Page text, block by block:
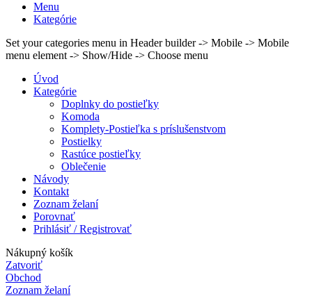
Menu
Kategórie
Set your categories menu in Header builder -> Mobile -> Mobile
menu element -> Show/Hide -> Choose menu
Úvod
Kategórie
Doplnky do postieľky
Komoda
Komplety-Postieľka s príslušenstvom
Postielky
Rastúce postieľky
Oblečenie
Návody
Kontakt
Zoznam želaní
Porovnať
Prihlásiť / Registrovať
Nákupný košík
Zatvoriť
Obchod
Zoznam želaní